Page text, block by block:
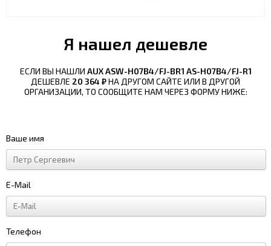
Я нашел дешевле
ЕСЛИ ВЫ НАШЛИ AUX ASW-H07B4/FJ-BR1 AS-H07B4/FJ-R1
ДЕШЕВЛЕ 20 364 ₽НА ДРУГОМ САЙТЕ ИЛИ В ДРУГОЙ
ОРГАНИЗАЦИИ, ТО СООБЩИТЕ НАМ ЧЕРЕЗ ФОРМУ НИЖЕ:
Ваше имя
E-Mail
Телефон